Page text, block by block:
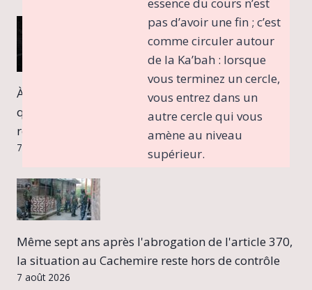
pas d’avoir une fin ; c’est
comme circuler autour
de la Ka’bah : lorsque
vous terminez un cercle,
vous entrez dans un
autre cercle qui vous
amène au niveau
supérieur.
À l’ombre de l’incertitude : comment la vie
quotidienne et les droits fondamentaux sont
remodelés au Cachemire
7 août 2026
Même sept ans après l'abrogation de l'article 370,
la situation au Cachemire reste hors de contrôle
7 août 2026